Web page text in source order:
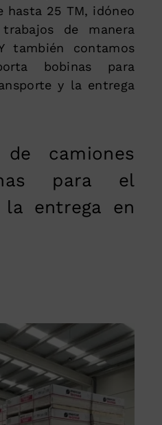
hasta 25 TM, idóneo
de manera
también contamos
bobinas para
y la entrega
de camiones
para el
entrega en